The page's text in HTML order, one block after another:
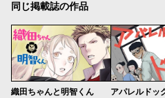
同じ掲載誌の作品
織田ちゃんと明智くん アパレルドッ